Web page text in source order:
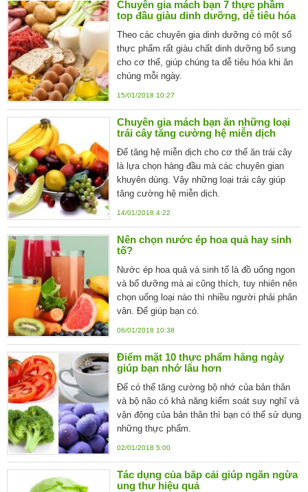
Chuyên gia mách bạn 7 thực phầm
top đầu giàu dinh dưỡng, dễ tiêu hóa
Theo các chuyên gia dinh dưỡng có một số
thực phẩm rất giàu chất dinh dưỡng bổ sung
cho cơ thể, giúp chúng ta dễ tiêu hóa khi ăn
chúng mỗi ngày.
15/01/2018 10:27
Chuyên gia mách bạn ăn những loại
trái cây tăng cường hệ miễn dịch
Để tăng hệ miễn dịch cho cơ thể ăn trái cây
là lựa chọn hàng đầu mà các chuyên gian
khuyên dùng. Vậy những loại trái cây giúp
tăng cường hệ miễn dịch.
14/01/2018 4:22
Nên chọn nước ép hoa quả hay sinh
tố?
Nước ép hoa quả và sinh tố là đồ uống ngon
và bổ dưỡng mà ai cũng thích, tuy nhiên nên
chọn uống loại nào thì nhiều người phải phân
vân. Để giúp bạn có.
06/01/2018 10:38
Điểm mặt 10 thực phẩm hằng ngày
giúp bạn nhớ lâu hơn
Để có thể tăng cường bộ nhớ của bản thân
và bộ não có khả năng kiểm soát suy nghĩ và
vận động của bản thân thì bạn có thể sử dụng
những thực phẩm.
02/01/2018 5:00
Tác dụng của bắp cải giúp ngăn ngừa
ung thư hiệu quả